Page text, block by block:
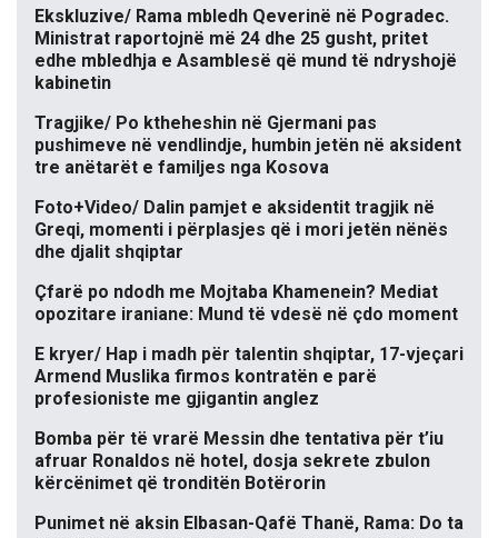
Ekskluzive/ Rama mbledh Qeverinë në Pogradec.
Ministrat raportojnë më 24 dhe 25 gusht, pritet
edhe mbledhja e Asamblesë që mund të ndryshojë
kabinetin
Tragjike/ Po ktheheshin në Gjermani pas
pushimeve në vendlindje, humbin jetën në aksident
tre anëtarët e familjes nga Kosova
Foto+Video/ Dalin pamjet e aksidentit tragjik në
Greqi, momenti i përplasjes që i mori jetën nënës
dhe djalit shqiptar
Çfarë po ndodh me Mojtaba Khamenein? Mediat
opozitare iraniane: Mund të vdesë në çdo moment
E kryer/ Hap i madh për talentin shqiptar, 17-vjeçari
Armend Muslika firmos kontratën e parë
profesioniste me gjigantin anglez
Bomba për të vrarë Messin dhe tentativa për t’iu
afruar Ronaldos në hotel, dosja sekrete zbulon
kërcënimet që tronditën Botërorin
Punimet në aksin Elbasan-Qafë Thanë, Rama: Do ta